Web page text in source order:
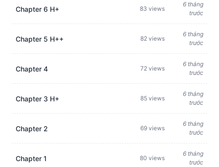
Chapter 6 H+ 83 views
6 tháng
trước
Chapter 5 H++ 82 views
6 tháng
trước
Chapter 4 72 views
6 tháng
trước
Chapter 3 H+ 85 views
6 tháng
trước
Chapter 2 69 views
6 tháng
trước
Chapter 1 80 views
6 tháng
trước